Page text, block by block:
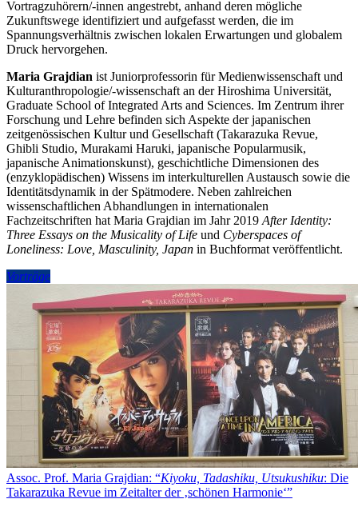
Vortragzuhörern/-innen angestrebt, anhand deren mögliche
Zukunftswege identifiziert und aufgefasst werden, die im
Spannungsverhältnis zwischen lokalen Erwartungen und globalem
Druck hervorgehen.
Maria Grajdian ist Juniorprofessorin für Medienwissenschaft und
Kulturanthropologie/-wissenschaft an der Hiroshima Universität,
Graduate School of Integrated Arts and Sciences. Im Zentrum ihrer
Forschung und Lehre befinden sich Aspekte der japanischen
zeitgenössischen Kultur und Gesellschaft (Takarazuka Revue,
Ghibli Studio, Murakami Haruki, japanische Popularmusik,
japanische Animationskunst), geschichtliche Dimensionen des
(enzyklopädischen) Wissens im interkulturellen Austausch sowie die
Identitätsdynamik in der Spätmodere. Neben zahlreichen
wissenschaftlichen Abhandlungen in internationalen
Fachzeitschriften hat Maria Grajdian im Jahr 2019 After Identity:
Three Essays on the Musicality of Life und Cyberspaces of
Loneliness: Love, Masculinity, Japan in Buchformat veröffentlicht.
Vorträge
Assoc. Prof. Maria Grajdian: “Kiyoku, Tadashiku, Utsukushiku: Die
Takarazuka Revue im Zeitalter der ‚schönen Harmonie‘”